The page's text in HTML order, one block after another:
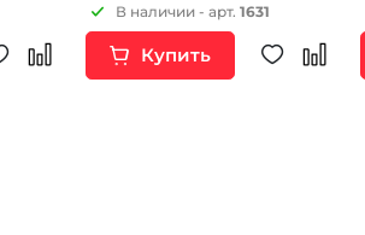
В наличии - арт. 1631
Купить